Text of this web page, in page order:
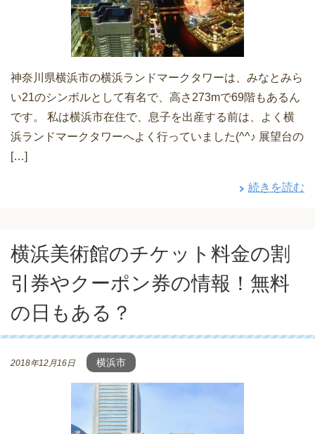
神奈川県横浜市の横浜ランドマークタワーは、みなとみら
い21のシンボルとして有名で、高さ273mで69階もあるん
です。 私は横浜市在住で、息子を出産する前は、よく横
浜ランドマークタワーへよく行っていました(^^♪ 展望台の
[…]
続きを読む
横浜美術館のチケット料金の割
引券やクーポン券の情報！無料
の日もある？
2018年12月16日 横浜市